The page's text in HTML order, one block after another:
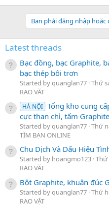
Bạn phải đăng nhập
Latest threads
Bạc đồng, bạc Graphite,
bạc thép bôi trơn
Started by quanglan77 Thứ
RAO VẶT
HÀ NỘI Tổng kho cung
cực than chì, tấm Graphite
Started by quanglan77 Thứ
TÌM BẠN ONLINE
Chu Dịch Và Dấu Hiệu
Started by hoangmo123 Thứ
RAO VẶT
Bột Graphite, khuân đúc
Started by quanglan77 Thứ
RAO VẶT